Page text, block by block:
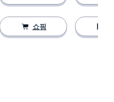
쇼핑